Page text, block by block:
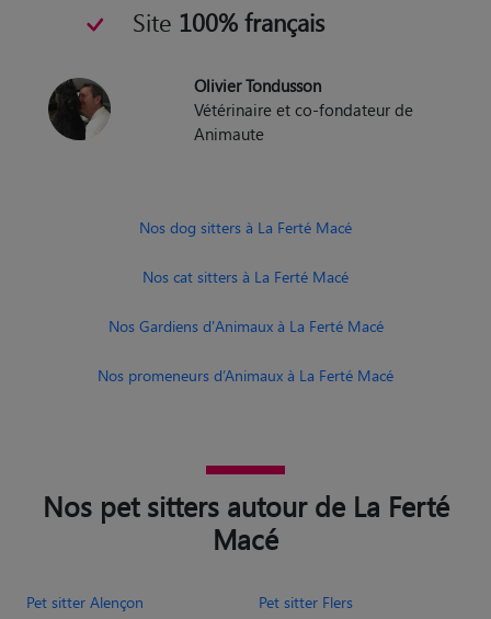
Site 100% français
Olivier Tondusson
Vétérinaire et co-fondateur de
Animaute
Nos dog sitters à La Ferté Macé
Nos cat sitters à La Ferté Macé
Nos Gardiens d'Animaux à La Ferté Macé
Nos promeneurs d’Animaux à La Ferté Macé
Nos pet sitters autour de La Ferté
Macé
Pet sitter Alençon
Pet sitter Flers